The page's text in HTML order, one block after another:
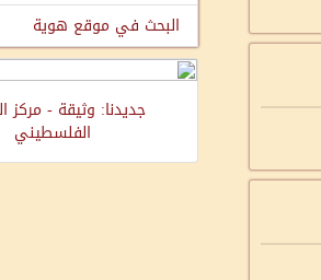
البحث في موقع هوية
جديدنا: وثيقة - مركز
الفلسطيني